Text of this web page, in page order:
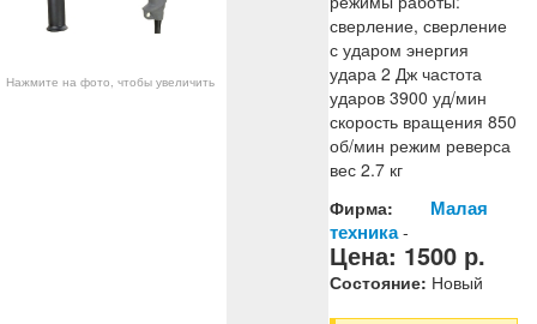
Нажмите на фото, чтобы увеличить
сверление, сверление
с ударом энергия
удара 2 Дж частота
ударов 3900 уд/мин
скорость вращения 850
об/мин режим реверса
вес 2.7 кг
Фирма:
Малая
техника-
Цена: 1500 р.
Состояние: Новый